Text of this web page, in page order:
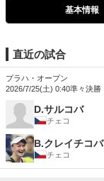
基本情報
直近の試合
プラハ・オープン
2026/7/25(土) 0:40準々決勝
D.サルコバ
チェコ
B.クレイチコバ
チェコ